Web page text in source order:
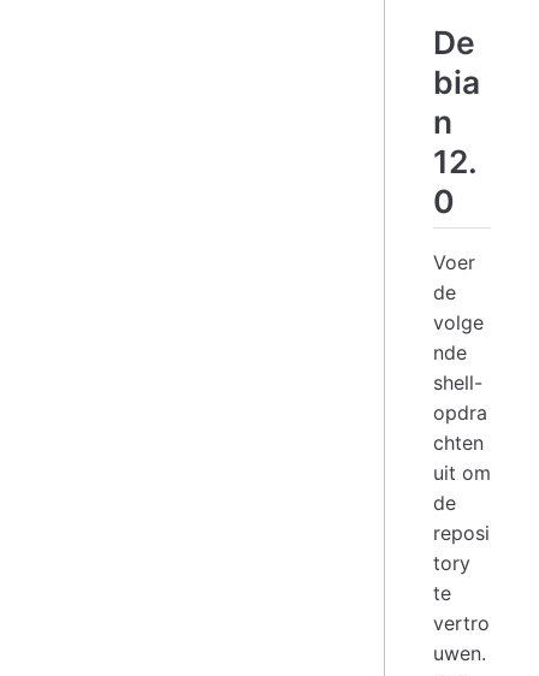
De
bia
n
12.
0
Voer
de
volge
nde
shell-
opdra
chten
uit om
de
reposi
tory
te
vertro
uwen.